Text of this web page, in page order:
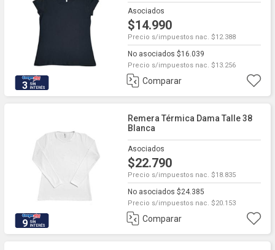
3
Asociados
$14.990
Precio s/impuestos nac. $12.388
No asociados $16.039
Precio s/impuestos nac. $13.256
Comparar
9
Remera Térmica Dama Talle 38
Blanca
Asociados
$22.790
Precio s/impuestos nac. $18.835
No asociados $24.385
Precio s/impuestos nac. $20.153
Comparar